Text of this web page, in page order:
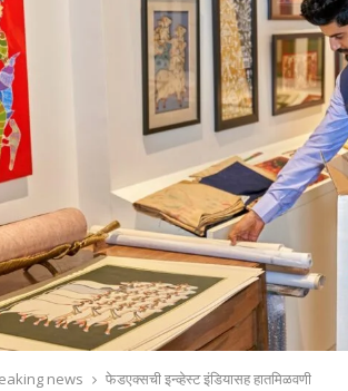
news फेडएक्सची इन्व्हेस्ट इंडियासह हातमिळवणी